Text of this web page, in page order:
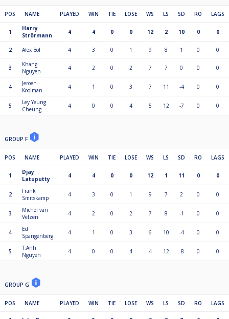
POS NAME PLAYED WIN TIE LOSE WS LS SD RO LAGS
1
Harry
Strörmann
4 4 0 0 12 2 10 0 0
2 Alex Bol 4 3 0 1 9 8 1 0 0
3
Khang
Nguyen
4 2 0 2 7 7 0 0 0
4
Jeroen
Kooiman
4 1 0 3 7 11 -4 0 0
5
Ley Yeung
Cheung
4 0 0 4 5 12 -7 0 0
GROUP F
POS NAME PLAYED WIN TIE LOSE WS LS SD RO LAGS
1
Djay
Latuputty
4 4 0 0 12 1 11 0 0
2
Frank
Smitskamp
4 3 0 1 9 7 2 0 0
3
Michel van
Velzen
4 2 0 2 7 8 -1 0 0
4
Ed
Spangenberg
4 1 0 3 6 10 -4 0 0
5
T.Anh
Nguyen
4 0 0 4 4 12 -8 0 0
GROUP G
POS NAME PLAYED WIN TIE LOSE WS LS SD RO LAGS